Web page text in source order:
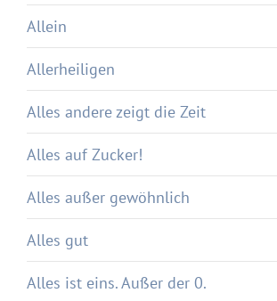
Allein
Allerheiligen
Alles andere zeigt die Zeit
Alles auf Zucker!
Alles außer gewöhnlich
Alles gut
Alles ist eins. Außer der 0.